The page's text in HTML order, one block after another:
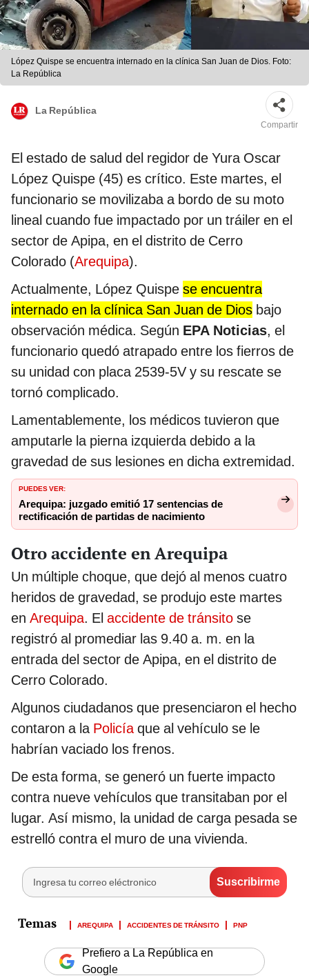
López Quispe se encuentra internado en la clínica San Juan de Dios. Foto:
La República
La República
Compartir
El estado de salud del regidor de Yura Oscar
López Quispe (45) es crítico. Este martes, el
funcionario se movilizaba a bordo de su moto
lineal cuando fue impactado por un tráiler en el
sector de Apipa, en el distrito de Cerro
Colorado (Arequipa).
Actualmente, López Quispe se encuentra
internado en la clínica San Juan de Dios bajo
observación médica. Según EPA Noticias, el
funcionario quedó atrapado entre los fierros de
su unidad con placa 2539-5V y su rescate se
tornó complicado.
Lamentablemente, los médicos tuvieron que
amputarle la pierna izquierda debido a la
gravedad de sus lesiones en dicha extremidad.
PUEDES VER:
Arequipa: juzgado emitió 17 sentencias de
rectificación de partidas de nacimiento
Otro accidente en Arequipa
Un múltiple choque, que dejó al menos cuatro
heridos de gravedad, se produjo este martes
en Arequipa. El accidente de tránsito se
registró al promediar las 9.40 a. m. en la
entrada del sector de Apipa, en el distrito de
Cerro Colorado.
Algunos ciudadanos que presenciaron el hecho
contaron a la Policíaque al vehículo se le
habrían vaciado los frenos.
De esta forma, se generó un fuerte impacto
contra nueve vehículos que transitaban por el
lugar. Así mismo, la unidad de carga pesada se
estrelló contra el muro de una vivienda.
AREQUIPA ACCIDENTES DE TRÁNSITO PNP
Prefiero a La República en
Google